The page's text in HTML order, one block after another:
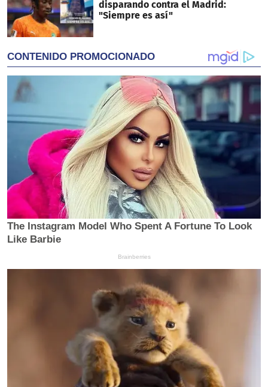
disparando contra el Madrid:
"Siempre es así"